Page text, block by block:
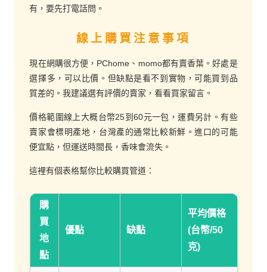
有，要先打電話問。
線上購買注意事項
現在網購很方便，PChome、momo都有賣香葉。好處是
選擇多，可以比價。但缺點是看不到實物，可能買到品
質差的。我建議選有評價的賣家，看看買家留言。
價格範圍線上大概台幣25到60元一包，運費另計。有些
賣家會標明產地，台灣產的通常比較新鮮。進口的可能
便宜點，但運送時間長，香味會流失。
這裡有個表格幫你比較購買管道：
購
買
地
點
優點 缺點
平均價格
(台幣/50
克)